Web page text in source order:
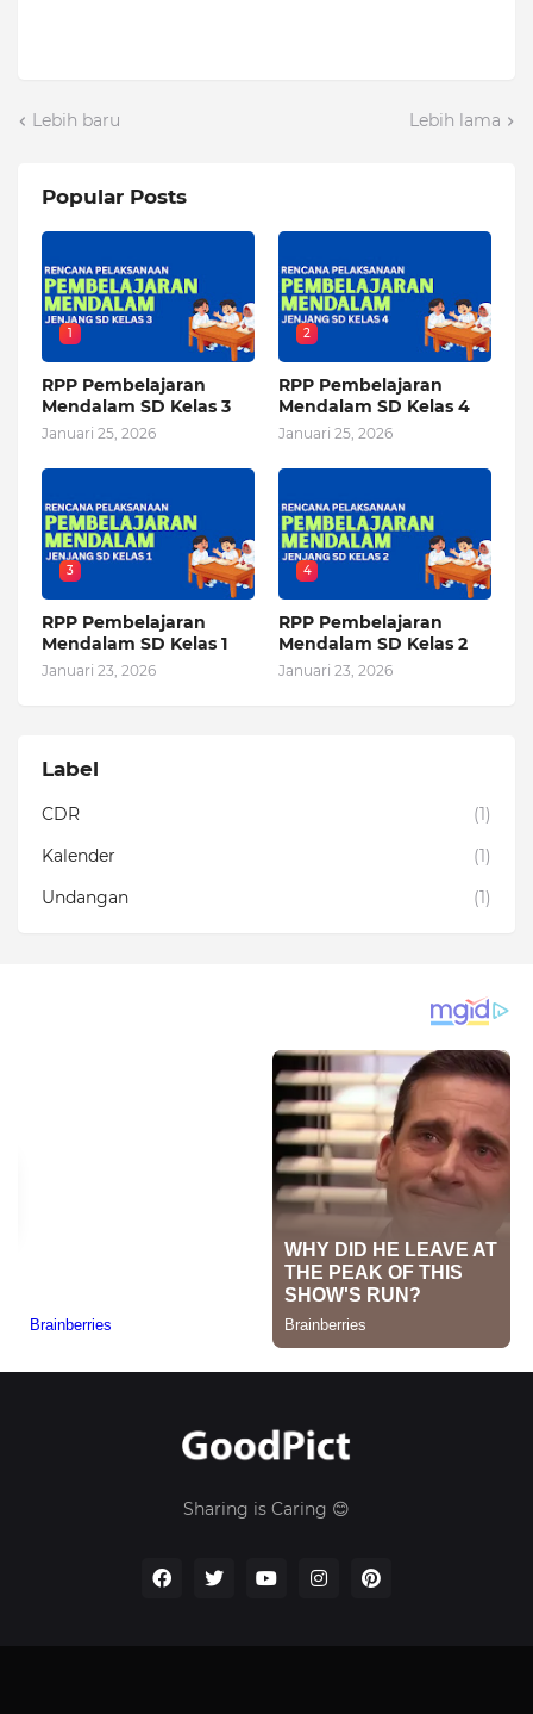
Lebih baru Lebih lama
Popular Posts
1
RPP Pembelajaran
Mendalam SD Kelas 3
Januari 25, 2026
2
RPP Pembelajaran
Mendalam SD Kelas 4
Januari 25, 2026
3
RPP Pembelajaran
Mendalam SD Kelas 1
Januari 23, 2026
4
RPP Pembelajaran
Mendalam SD Kelas 2
Januari 23, 2026
Label
CDR
(1)
Kalender
(1)
Undangan
(1)
Sharing is Caring 😊